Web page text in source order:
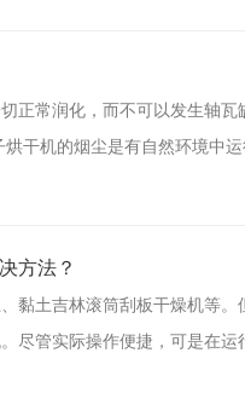
常润化，而不可以发生轴
干机的烟尘是有自然环境中
方法？
土吉林滚筒刮板干燥机等
尽管实际操作便捷，可是在运